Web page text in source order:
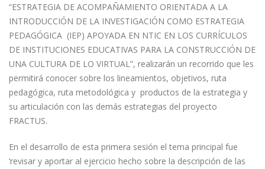
“ESTRATEGIA DE ACOMPAÑAMIENTO ORIENTADA A LA
INTRODUCCIÓN DE LA INVESTIGACIÓN COMO ESTRATEGIA
PEDAGÓGICA (IEP) APOYADA EN NTIC EN LOS CURRÍCULOS
DE INSTITUCIONES EDUCATIVAS PARA LA CONSTRUCCIÓN DE
UNA CULTURA DE LO VIRTUAL”, realizarán un recorrido que les
permitirá conocer sobre los lineamientos, objetivos, ruta
pedagógica, ruta metodológica y productos de la estrategia y
su articulación con las demás estrategias del proyecto
FRACTUS.
En el desarrollo de esta primera sesión el tema principal fue
‘revisar y aportar al ejercicio hecho sobre la descripción de las